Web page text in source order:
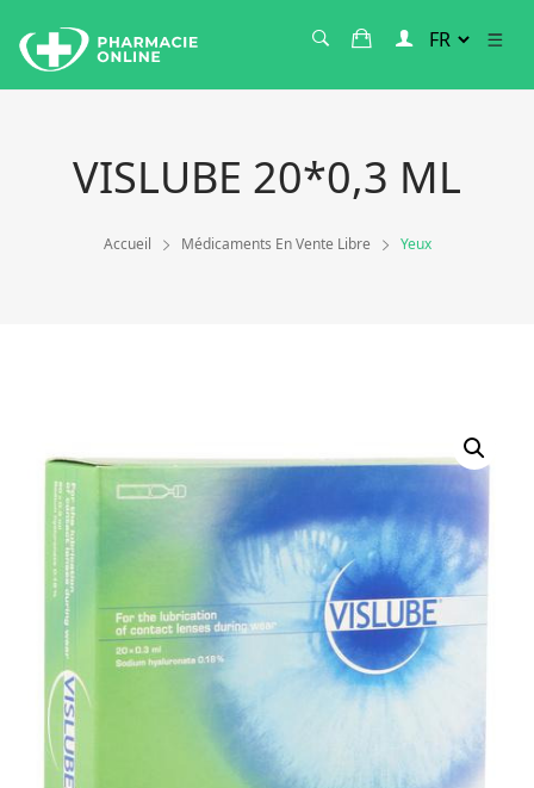
VISLUBE 20*0,3 ML
Accueil Médicaments En Vente Libre Yeux